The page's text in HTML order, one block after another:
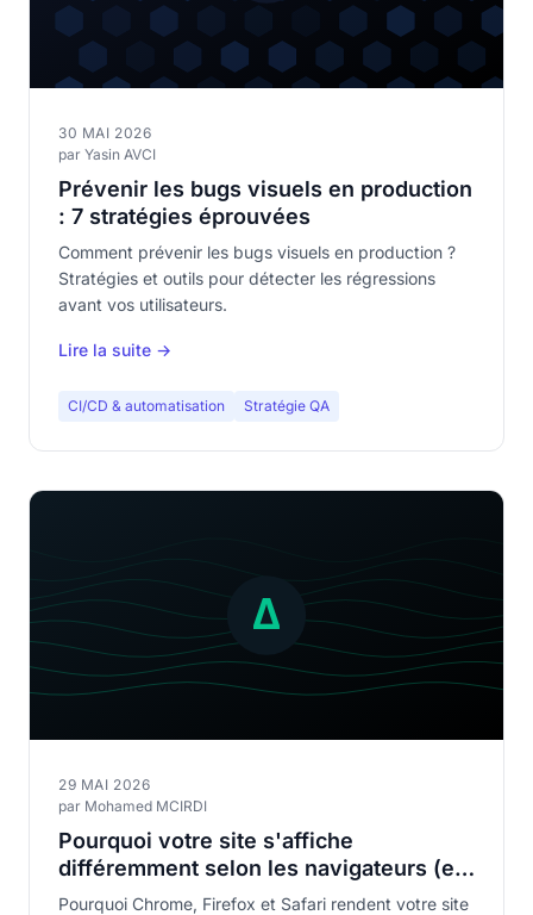
30 MAI 2026
par Yasin AVCI
Prévenir les bugs visuels en production
: 7 stratégies éprouvées
Comment prévenir les bugs visuels en production ?
Stratégies et outils pour détecter les régressions
avant vos utilisateurs.
Lire la suite →
CI/CD & automatisation Stratégie QA
29 MAI 2026
par Mohamed MCIRDI
Pourquoi votre site s'affiche
différemment selon les navigateurs (et
comment le corriger)
Pourquoi Chrome, Firefox et Safari rendent votre site